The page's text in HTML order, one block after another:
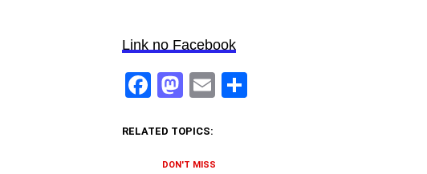
Link no Facebook
Facebook
Mastodon
Email
RELATED TOPICS:
DON'T MISS